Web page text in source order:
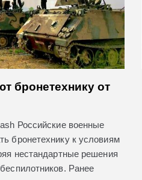
бронетехнику от
Российские военные
бронетехнику к условиям
нестандартные решения
Ранее